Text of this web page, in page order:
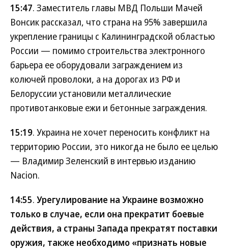
15:47. Заместитель главы МВД Польши Мачей
Вонсик рассказал, что страна на 95% завершила
укрепление границы с Калининградской областью
России — помимо строительства электронного
барьера ее оборудовали заграждением из
колючей проволоки, а на дорогах из РФ и
Белоруссии установили металлические
противотанковые ежи и бетонные заграждения.
15:19. Украина не хочет переносить конфликт на
территорию России, это никогда не было ее целью
— Владимир Зеленский в интервью изданию
Nacion.
14:55. Урегулирование на Украине возможно
только в случае, если она прекратит боевые
действия, а страны Запада прекратят поставки
оружия, также необходимо «признать новые